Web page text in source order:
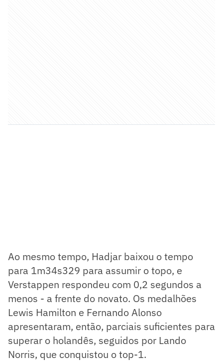
Ao mesmo tempo, Hadjar baixou o tempo
para 1m34s329 para assumir o topo, e
Verstappen respondeu com 0,2 segundos a
menos - a frente do novato. Os medalhões
Lewis Hamilton e Fernando Alonso
apresentaram, então, parciais suficientes para
superar o holandês, seguidos por Lando
Norris, que conquistou o top-1.